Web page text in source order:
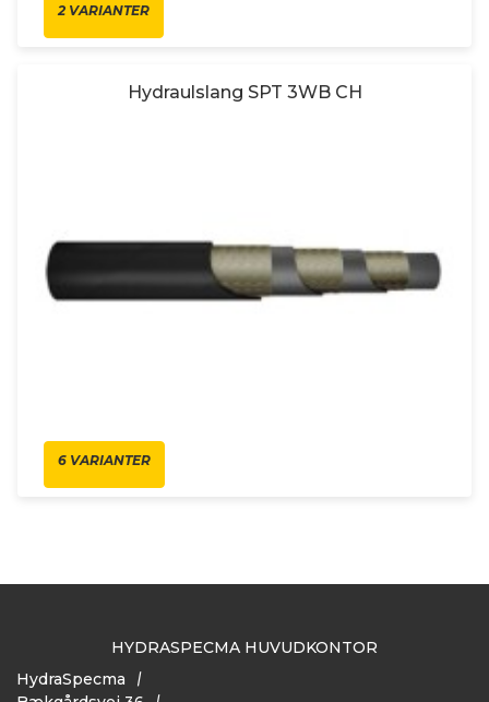
2 VARIANTER
Hydraulslang SPT 3WB CH
6 VARIANTER
HYDRASPECMA HUVUDKONTOR
HydraSpecma